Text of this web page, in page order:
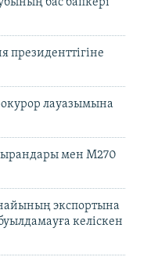
президенттігіне
лауазымына
мен M270
экспортына
келіскен